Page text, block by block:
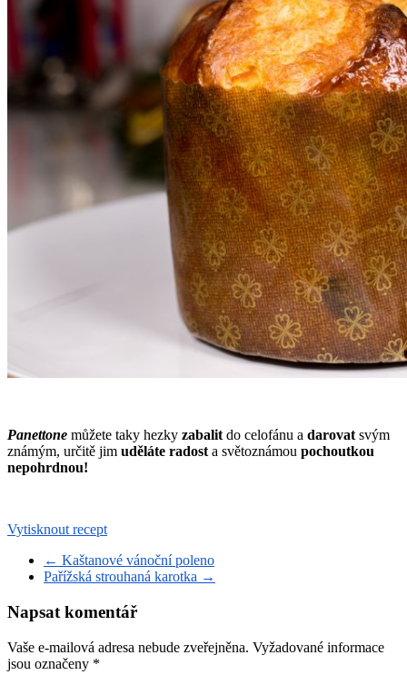
Panettone můžete taky hezky zabalit do celofánu a darovat svým
známým, určitě jim uděláte radost a světoznámou pochoutkou
nepohrdnou!
Vytisknout recept
← Kaštanové vánoční poleno
Pařížská strouhaná karotka →
Napsat komentář
Vaše e-mailová adresa nebude zveřejněna. Vyžadované informace
jsou označeny *